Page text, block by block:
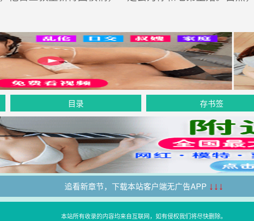
目录 存书签
追看新章节，下载本站客户端无广告APP ↓↓↓
本站所有收录的内容均来自互联网，如有侵权我们将尽快删除。